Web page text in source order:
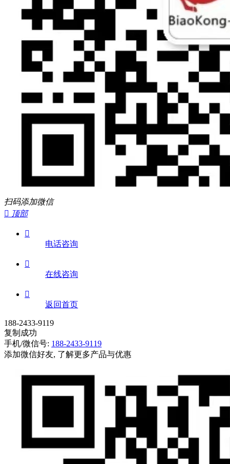
扫码添加微信
 顶部

电话咨询

在线咨询

返回首页
188-2433-9119
复制成功
手机/微信号: 188-2433-9119
添加微信好友, 了解更多产品与优惠